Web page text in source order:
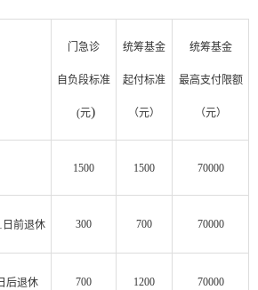
门急诊
自负段标准
(元)
统筹基金
起付标准
（元）
统筹基金
最高支付限额
（元）
1500 1500 70000
日 前退休 300 700 70000
后退休 700 1200 70000